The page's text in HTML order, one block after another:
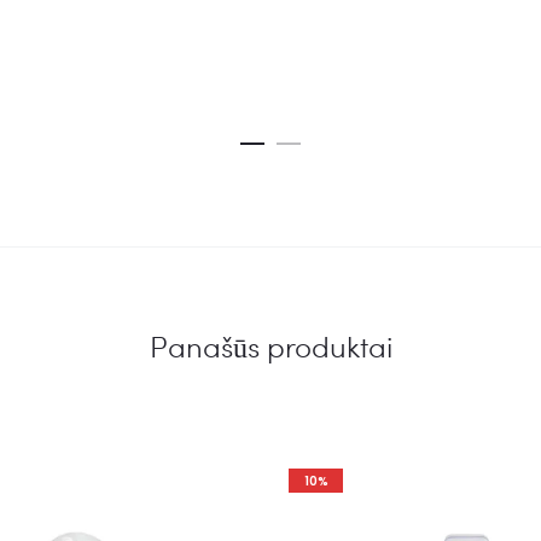
Panašūs produktai
10%